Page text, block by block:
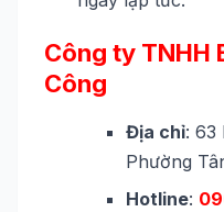
Công ty TNHH
Công
Địa chỉ: 63
Phường
Hotline: